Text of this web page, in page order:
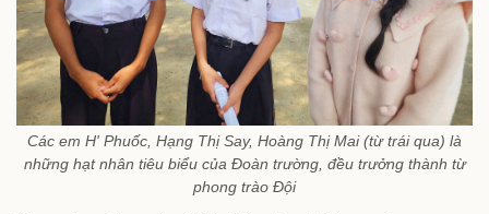
Các em H' Phuốc, Hạng Thị Say, Hoàng Thị Mai (từ trái qua) là
những hạt nhân tiêu biểu của Đoàn trường, đều trưởng thành từ
phong trào Đội